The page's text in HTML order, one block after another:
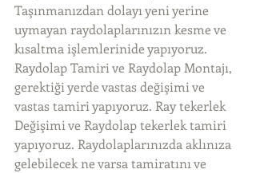
Taşınmanızdan dolayı yeni yerine
uymayan raydolaplarınızın kesme ve
kısaltma işlemlerinide yapıyoruz.
Raydolap Tamiri ve Raydolap Montajı,
gerektiği yerde vastas değişimi ve
vastas tamiri yapıyoruz. Ray tekerlek
Değişimi ve Raydolap tekerlek tamiri
yapıyoruz. Raydolaplarınızda aklınıza
gelebilecek ne varsa tamiratını ve